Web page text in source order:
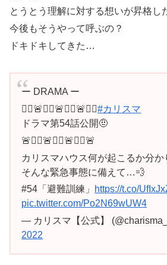
とうとう理解に対する想いが昇格し
今後もそうやって呼ぶの？
ドキドキしてきた…
ー DRAMA ー
🏃‍♂️🚨🏃‍♂️🚨🏃‍♂️🚨🏃‍♂️#カリスマ
ドラマ第54話公開🤨
🚨🏃‍♂️🚨🏃‍♂️🚨🏃‍♂️🚨
カリスマハウス何が起こるか分か
そんな緊急事態に備えて…💨
#54「避難訓練」
https://t.co/
pic.twitter.com/Po2N69wUW4
— カリスマ【公式】
2022